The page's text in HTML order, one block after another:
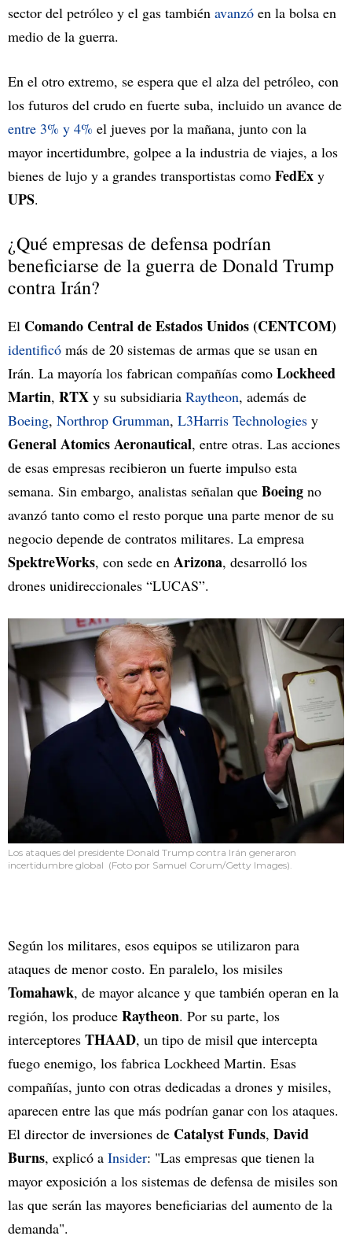
sector del petróleo y el gas también avanzó en la bolsa en
medio de la guerra.
En el otro extremo, se espera que el alza del petróleo, con
los futuros del crudo en fuerte suba, incluido un avance de
entre 3% y 4% el jueves por la mañana, junto con la
mayor incertidumbre, golpee a la industria de viajes, a los
bienes de lujo y a grandes transportistas como FedEx y
UPS.
¿Qué empresas de defensa podrían
beneficiarse de la guerra de Donald Trump
contra Irán?
El Comando Central de Estados Unidos (CENTCOM)
identificó más de 20 sistemas de armas que se usan en
Irán. La mayoría los fabrican compañías como Lockheed
Martin, RTX y su subsidiaria Raytheon, además de
Boeing, Northrop Grumman, L3Harris Technologies y
General Atomics Aeronautical, entre otras. Las acciones
de esas empresas recibieron un fuerte impulso esta
semana. Sin embargo, analistas señalan que Boeing no
avanzó tanto como el resto porque una parte menor de su
negocio depende de contratos militares. La empresa
SpektreWorks, con sede en Arizona, desarrolló los
drones unidireccionales “LUCAS”.
Los ataques del presidente Donald Trump contra Irán generaron
incertidumbre global (Foto por Samuel Corum/Getty Images).
Según los militares, esos equipos se utilizaron para
ataques de menor costo. En paralelo, los misiles
Tomahawk, de mayor alcance y que también operan en la
región, los produce Raytheon. Por su parte, los
interceptores THAAD, un tipo de misil que intercepta
fuego enemigo, los fabrica Lockheed Martin. Esas
compañías, junto con otras dedicadas a drones y misiles,
aparecen entre las que más podrían ganar con los ataques.
El director de inversiones de Catalyst Funds, David
Burns, explicó a Insider: "Las empresas que tienen la
mayor exposición a los sistemas de defensa de misiles son
las que serán las mayores beneficiarias del aumento de la
demanda".